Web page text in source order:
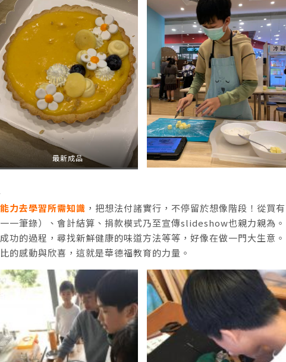
最新成品
力去學習所需知識 ，把想法付諸實行，不停留於想像階段！從買有
一筆錄）、會計結算、捐款模式乃至宣傳slideshow也親力親為。
功的過程，尋找新鮮健康的味道方法等等，好像在做一門大生意。
的感動與欣喜，這就是華德福教育的力量。